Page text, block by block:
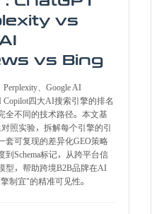
vs
vs Bing
Perplexity、Google AI
Copilot四大AI搜索引擎的排名
全不同的技术路径。本文基
照实验，拆解每个引擎的引
套可复现的差异化GEO策略
Schema标记，从跨平台信
型，帮助跨境B2B品牌在AI
制宜"的精准可见性。